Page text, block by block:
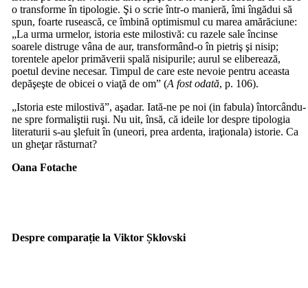
o transforme în tipologie. Şi o scrie într-o manieră, îmi îngădui să
spun, foarte rusească, ce îmbină optimismul cu marea amărăciune:
„La urma urmelor, istoria este milostivă: cu razele sale încinse
soarele distruge vâna de aur, transformând-o în pietriş şi nisip;
torentele apelor primăverii spală nisipurile; aurul se eliberează,
poetul devine necesar. Timpul de care este nevoie pentru aceasta
depăşeşte de obicei o viaţă de om” (A fost odată, p. 106).
„Istoria este milostivă”, aşadar. Iată-ne pe noi (in fabula) întorcându-
ne spre formaliştii ruşi. Nu uit, însă, că ideile lor despre tipologia
literaturii s-au şlefuit în (uneori, prea ardenta, iraţionala) istorie. Ca
un gheţar răsturnat?
Oana Fotache
Despre comparație la ViktorȘklovski